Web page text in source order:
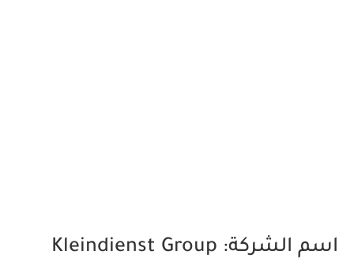
اسم الشركة: